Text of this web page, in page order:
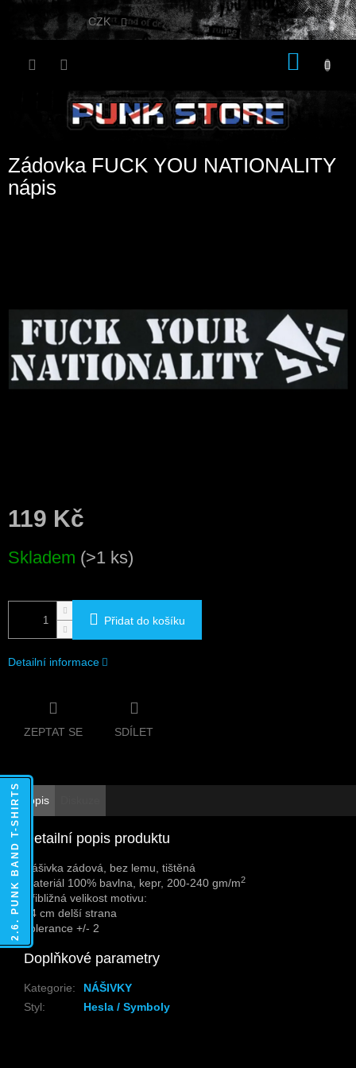
Přejít
CZK
Zádovka FUCK YOU NATIONALITY
nápis
119 Kč
cena:
Skladem (>1 ks)
Přidat do košíku
Detailní informace
ZEPTAT SE SDÍLET
Popis
Detailní popis produktu
Nášivka zádová, bez lemu, tištěná
Materiál 100% bavlna, kepr, 200-240 gm/m2
Přibližná velikost motivu:
24 cm delší strana
Tolerance +/- 2
Doplňkové parametry
Kategorie:
NÁŠIVKY
Styl: Hesla / Symboly
2.6. PUNK BAND T-SHIRTS